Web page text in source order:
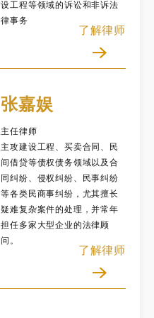
设工程等领域的诉讼和非诉法
律事务
了解律师
张嘉娱
主任律师
主攻建设工程、买卖合同、民
间借贷等债权债务领域以及合
同纠纷、侵权纠纷、民事纠纷
等各类民商事纠纷，尤其擅长
疑难复杂案件的处理，并常年
担任多家大型企业的法律顾
问。
了解律师